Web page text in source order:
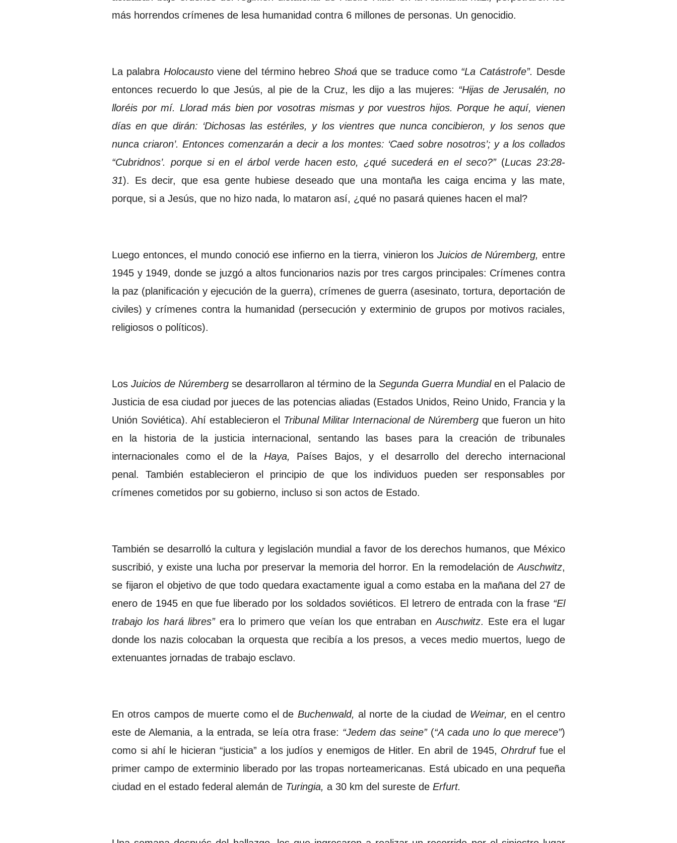
más horrendos crímenes de lesa humanidad contra 6 millones de personas. Un genocidio.
La palabra Holocausto viene del término hebreo Shoáque se traduce como “La Catástrofe”. Desde
entonces recuerdo lo que Jesús, al pie de la Cruz, les dijo a las mujeres: “Hijas de Jerusalén, no
lloréis por mí. Llorad más bien por vosotras mismas y por vuestros hijos. Porque he aquí, vienen
días en que dirán: ‘Dichosas las estériles, y los vientres que nunca concibieron, y los senos que
nunca criaron’. Entonces comenzarán a decir a los montes: ‘Caed sobre nosotros’; y a los collados
“Cubridnos’. porque si en el árbol verde hacen esto, ¿qué sucederá en el seco?” (Lucas 23:28-
31). Es decir, que esa gente hubiese deseado que una montaña les caiga encima y las mate,
porque, si a Jesús, que no hizo nada, lo mataron así, ¿qué no pasará quienes hacen el mal?
Luego entonces, el mundo conoció ese infierno en la tierra, vinieron los Juicios de Núremberg, entre
1945 y 1949, donde se juzgó a altos funcionarios nazis por tres cargos principales: Crímenes contra
la paz (planificación y ejecución de la guerra), crímenes de guerra (asesinato, tortura, deportación de
civiles) y crímenes contra la humanidad (persecución y exterminio de grupos por motivos raciales,
religiosos o políticos).
Los Juicios de Núremberg se desarrollaron al término de la Segunda Guerra Mundial en el Palacio de
Justicia de esa ciudad por jueces de las potencias aliadas (Estados Unidos, Reino Unido, Francia y la
Unión Soviética). Ahí establecieron el Tribunal Militar Internacional de Núremberg que fueron un hito
en la historia de la justicia internacional, sentando las bases para la creación de tribunales
internacionales como el de la
Haya,
Países Bajos, y el desarrollo del derecho internacional
penal. También establecieron el principio de que los individuos pueden ser responsables por
crímenes cometidos por su gobierno, incluso si son actos de Estado.
También se desarrolló la cultura y legislación mundial a favor de los derechos humanos, que México
suscribió, y existe una lucha por preservar la memoria del horror. En la remodelación deAuschwitz,
se fijaron el objetivo de que todo quedara exactamente igual a como estaba en la mañana del 27 de
enero de 1945 en que fue liberado por los soldados soviéticos. El letrero de entrada con la frase “El
trabajo los hará libres” era lo primero que veían los que entraban en Auschwitz. Este era el lugar
donde los nazis colocaban la orquesta que recibía a los presos, a veces medio muertos, luego de
extenuantes jornadas de trabajo esclavo.
En otros campos de muerte como el de Buchenwald, al norte de la ciudad de Weimar, en el centro
este de Alemania, a la entrada, se leía otra frase: “Jedem das seine” (“A cada uno lo que merece”)
como si ahí le hicieran “justicia” a los judíos y enemigos de Hitler. En abril de 1945, Ohrdruf fue el
primer campo de exterminio liberado por las tropas norteamericanas. Está ubicado en una pequeña
ciudad en el estado federal alemán de Turingia, a 30 km del sureste de Erfurt.